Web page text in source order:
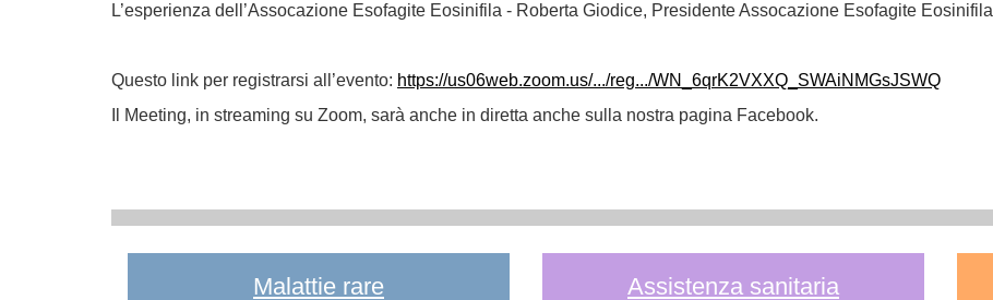
L’esperienza dell’Assocazione Esofagite Eosinifila - Roberta Giodice, Presidente Assocazione Esofagite Eosinifila
Questo link per registrarsi all’evento: https://us06web.zoom.us/.../reg.../WN_6qrK2VXXQ_SWAiNMGsJSWQ
Il Meeting, in streaming su Zoom, sarà anche in diretta anche sulla nostra pagina Facebook.
Malattie rare Assistenza sanitaria